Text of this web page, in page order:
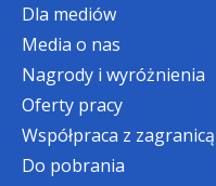
Dla mediów
Media o nas
Nagrody i wyróżnienia
Oferty pracy
Współpraca z zagranicą
Do pobrania